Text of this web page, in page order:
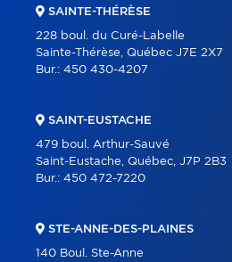
SAINTE-THÉRÈSE
228 boul. du Curé-Labelle
Sainte-Thérèse, Québec J7E 2X7
Bur.: 450 430-4207
SAINT-EUSTACHE
479 boul. Arthur-Sauvé
Saint-Eustache, Québec, J7P 2B3
Bur.: 450 472-7220
STE-ANNE-DES-PLAINES
140 Boul. Ste-Anne